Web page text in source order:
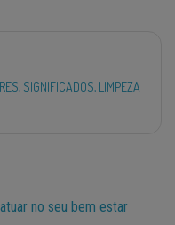
SIGNIFICADOS, LIMPEZA
no seu bem estar